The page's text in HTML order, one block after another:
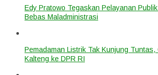
Edy Pratowo Tegaskan Pelayanan
Bebas Maladministrasi
Pemadaman Listrik Tak Kunjung Tuntas,
Kalteng ke DPR RI